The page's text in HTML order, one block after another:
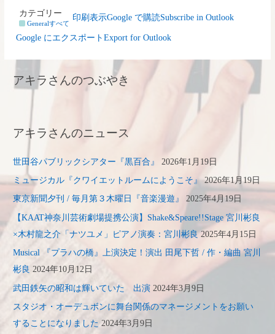
カテゴリー
Generalすべて
印刷表示Google で購読Subscribe inOutlook
Google に エクスポートExport forOutlook
アキラさんのつぶやき
アキラさんのニュース
世田谷パブリックシアター『黒百合』 2026年1月19日
ミュージカル『クワイエットルームにようこそ』 2026年1月19日
東京新聞夕刊 / 毎月第３木曜日『音楽漫遊』 2025年4月19日
【KAAT神奈川芸術劇場提携公演】Shake&Speare!!Stage 宮川彬良
×木村龍之介「ナツユメ」ピアノ演奏：宮川彬良 2025年4月15日
Musical 『プラハの橋』上演決定！演出 田尾下哲 / 作・編曲 宮川
彬良 2024年10月12日
武田鉄矢の昭和は輝いていた 出演 2024年3月9日
スタジオ・オーデュボンに舞台関係のマネージメントをお願い
することになりました 2024年3月9日